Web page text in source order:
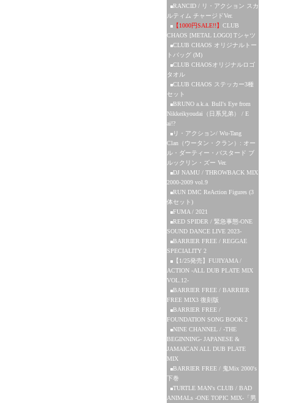
RANCID / リ・アクション スカ
ルティム チャージドVer.
【1000円SALE!!】 CLUB
CHAOS [METAL LOGO] Tシャツ
CLUB CHAOS オリジナルトー
トバッグ (M)
CLUB CHAOSオリジナルロゴ
タオル
CLUB CHAOS ステッカー3種
セット
BRUNO a.k.a. Bull's Eye from
Nikkeikyoudai（日系兄弟） / E
ai!?
リ・アクション/ Wu-Tang
Clan（ウータン・クラン）: オー
ル・ダーティー・バスタード ブ
ルックリン・ズー Ver.
DJ NAMU / THROWBACK MIX
2000-2009 vol.9
RUN DMC ReAction Figures (3
体セット)
FUMA / 2021
RED SPIDER / 緊急事態-ONE
SOUND DANCE LIVE 2023-
BARRIER FREE / REGGAE
SPECIALITY 2
【1/25発売】FUJIYAMA /
ACTION -ALL DUB PLATE MIX
VOL.12-
BARRIER FREE / BARRIER
FREE MIX3 復刻版
BARRIER FREE /
FOUNDATION SONG BOOK 2
NINE CHANNEL / -THE
BEGINNING- JAPANESE &
JAMAICAN ALL DUB PLATE
MIX
BARRIER FREE / 鬼Mix 2000's
下巻
TURTLE MAN's CLUB / BAD
ANIMALs -ONE TOPIC MIX-「男